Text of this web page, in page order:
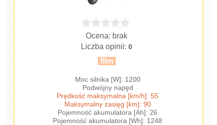
Ocena: brak
Liczba opinii:0
film
Moc silnika [W]: 1200
Podwójny napęd
Prędkość maksymalna [km/h]: 55
Maksymalny zasięg [km]: 90
Pojemność akumulatora [Ah]: 26
Pojemność akumulatora [Wh]: 1248